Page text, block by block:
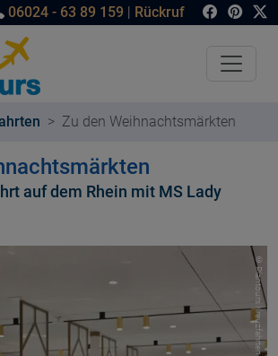
06024 - 63 89 159 | Rückruf
Zu den Weihnachtsmärkten
auf dem Rhein mit MS Lady
© Plantours Kreuzfahrten